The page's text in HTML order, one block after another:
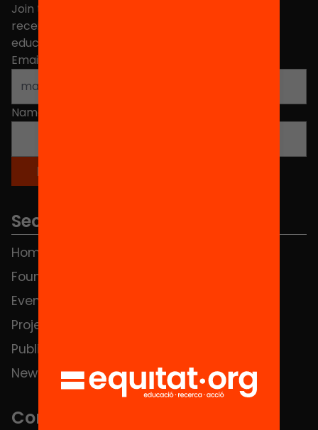
Join the more than 40,000 people who already
receive news about initiatives and projects for
educational change in Catalonia.
Email address
Name
Sections
Home
Foundation
Events
Projects
Publications and videos
News
Contact